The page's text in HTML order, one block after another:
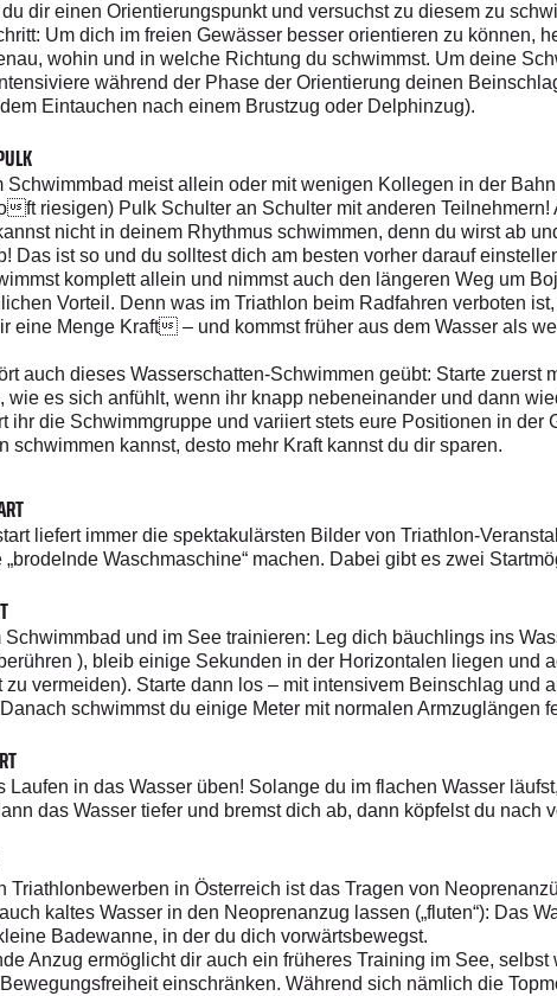
dir einen Orientierungspunkt und versuchst zu diesem zu
Um dich im freien Gewässer besser orientieren zu können,
wohin und in welche Richtung du schwimmst. Um deine
während der Phase der Orientierung deinen
Eintauchen nach einem Brustzug oder Delphinzug).
Schwimmbad meist allein oder mit wenigen Kollegen in der
ft riesigen) Pulk Schulter an Schulter mit anderen
nicht in deinem Rhythmus schwimmen, denn du wirst ab
Das ist so und du solltest dich am besten vorher darauf
komplett allein und nimmst auch den längeren Weg um
Vorteil. Denn was im Triathlon beim Radfahren verboten
eine Menge Kraft – und kommst früher aus dem Wasser als
auch dieses Wasserschatten-Schwimmen geübt: Starte
wie es sich anfühlt, wenn ihr knapp nebeneinander und dann
ihr die Schwimmgruppe und variiert stets eure Positionen in der
schwimmen kannst, desto mehr Kraft kannst du dir sparen.
liefert immer die spektakulärsten Bilder von Triathlon-
Waschmaschine“ machen. Dabei gibt es zwei
Schwimmbad und im See trainieren: Leg dich bäuchlings ins
), bleib einige Sekunden in der Horizontalen liegen und
zu vermeiden). Starte dann los – mit intensivem Beinschlag und
schwimmst du einige Meter mit normalen Armzuglängen
Laufen in das Wasser üben! Solange du im flachen Wasser
das Wasser tiefer und bremst dich ab, dann köpfelst du nach
Triathlonbewerben in Österreich ist das Tragen von
kaltes Wasser in den Neoprenanzug lassen („fluten“): Das
Badewanne, in der du dich vorwärtsbewegst.
Anzug ermöglicht dir auch ein früheres Training im See,
einschränken. Während sich nämlich die